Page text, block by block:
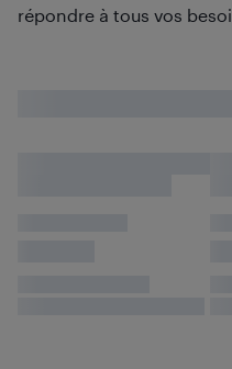
répondre à tous vos